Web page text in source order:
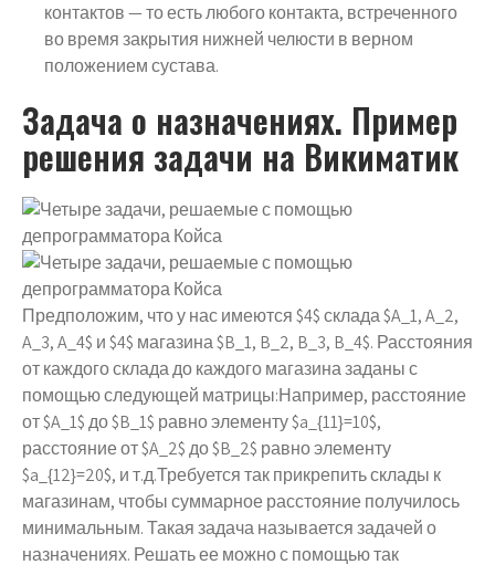
контактов — то есть любого контакта, встреченного
во время закрытия нижней челюсти в верном
положением сустава.
Задача о назначениях. Пример
решения задачи на Викиматик
Предположим, что у нас имеются $4$ склада $A_1, A_2,
A_3, A_4$ и $4$ магазина $B_1, B_2, B_3, B_4$. Расстояния
от каждого склада до каждого магазина заданы с
помощью следующей матрицы:Например, расстояние
от $A_1$ до $B_1$ равно элементу $a_{11}=10$,
расстояние от $A_2$ до $B_2$ равно элементу
$a_{12}=20$, и т.д.Требуется так прикрепить склады к
магазинам, чтобы суммарное расстояние получилось
минимальным. Такая задача называется задачей о
назначениях. Решать ее можно с помощью так